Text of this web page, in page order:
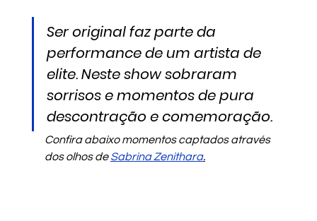
Ser original faz parte da
performance de um artista de
elite. Neste show sobraram
sorrisos e momentos de pura
descontração e comemoração.
Confira abaixo momentos captados através
dos olhos de Sabrina Zenithara.